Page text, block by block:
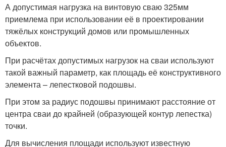
А допустимая нагрузка на винтовую сваю 325мм
приемлема при использовании её в проектировании
тяжёлых конструкций домов или промышленных
объектов.
При расчётах допустимых нагрузок на сваи используют
такой важный параметр, как площадь её конструктивного
элемента – лепестковой подошвы.
При этом за радиус подошвы принимают расстояние от
центра сваи до крайней (образующей контур лепестка)
точки.
Для вычисления площади используют известную